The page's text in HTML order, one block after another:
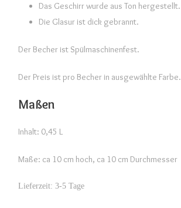
Das Geschirr wurde aus Ton hergestellt.
Die Glasur ist dick gebrannt.
Der Becher ist Spülmaschinenfest.
Der Preis ist pro Becher in ausgewählte Farbe.
Maßen
Inhalt: 0,45 L
Maße: ca 10 cm hoch, ca 10 cm Durchmesser
Lieferzeit: 3-5 Tage